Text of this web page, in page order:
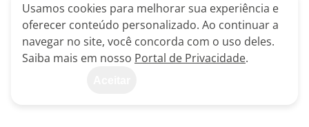
Usamos cookies para melhorar sua experiência e
oferecer conteúdo personalizado. Ao continuar a
navegar no site, você concorda com o uso deles.
Saiba mais em nosso Portal de Privacidade.